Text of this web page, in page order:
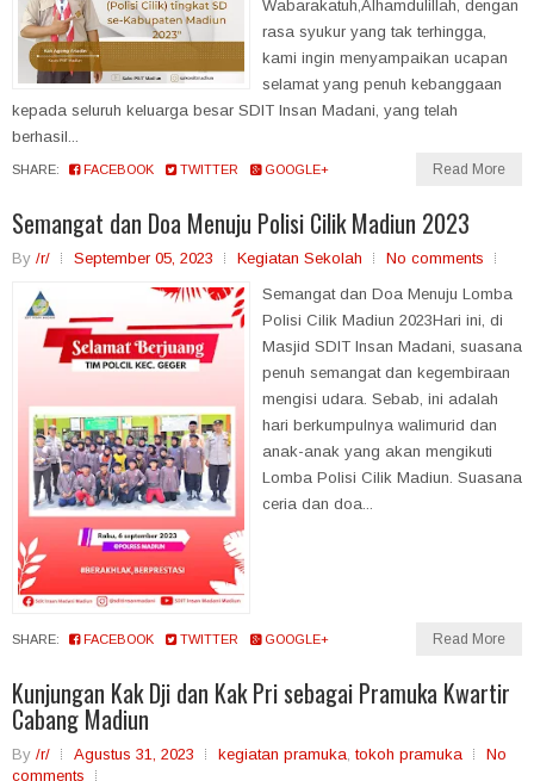
Wabarakatuh,Alhamdulillah, dengan
rasa syukur yang tak terhingga,
kami ingin menyampaikan ucapan
selamat yang penuh kebanggaan
kepada seluruh keluarga besar SDIT Insan Madani, yang telah
berhasil...
SHARE: FACEBOOK TWITTER GOOGLE+ Read More
Semangat dan Doa Menuju Polisi Cilik Madiun 2023
By /r/ September 05, 2023 Kegiatan Sekolah
No comments
Semangat dan Doa Menuju Lomba
Polisi Cilik Madiun 2023Hari ini, di
Masjid SDIT Insan Madani, suasana
penuh semangat dan kegembiraan
mengisi udara. Sebab, ini adalah
hari berkumpulnya walimurid dan
anak-anak yang akan mengikuti
Lomba Polisi Cilik Madiun. Suasana
ceria dan doa...
SHARE: FACEBOOK TWITTER GOOGLE+ Read More
Kunjungan Kak Dji dan Kak Pri sebagai Pramuka Kwartir
Cabang Madiun
By /r/ Agustus 31, 2023 kegiatan pramuka, tokoh pramuka
No
comments